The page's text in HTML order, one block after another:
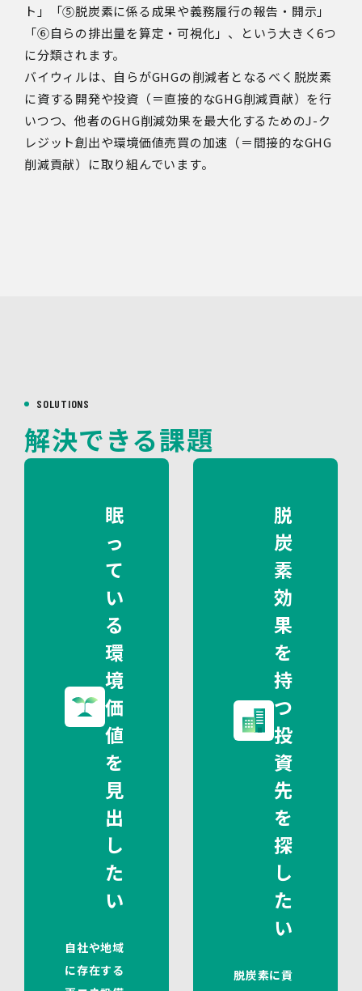
ト」「⑤脱炭素に係る成果や義務履行の報告・開示」
「⑥自らの排出量を算定・可視化」、という大きく6つ
に分類されます。
バイウィルは、自らがGHGの削減者となるべく脱炭素
に資する開発や投資（＝直接的なGHG削減貢献）を行
いつつ、他者のGHG削減効果を最大化するためのJ-ク
レジット創出や環境価値売買の加速（＝間接的なGHG
削減貢献）に取り組んでいます。
SOLUTIONS
解決できる課題
眠
っ
て
い
る
環
境
価
値
を
見
出
し
た
い
自社や地域
に存在する
脱
炭
素
効
果
を
持
つ
投
資
先
を
探
し
た
い
脱炭素に貢